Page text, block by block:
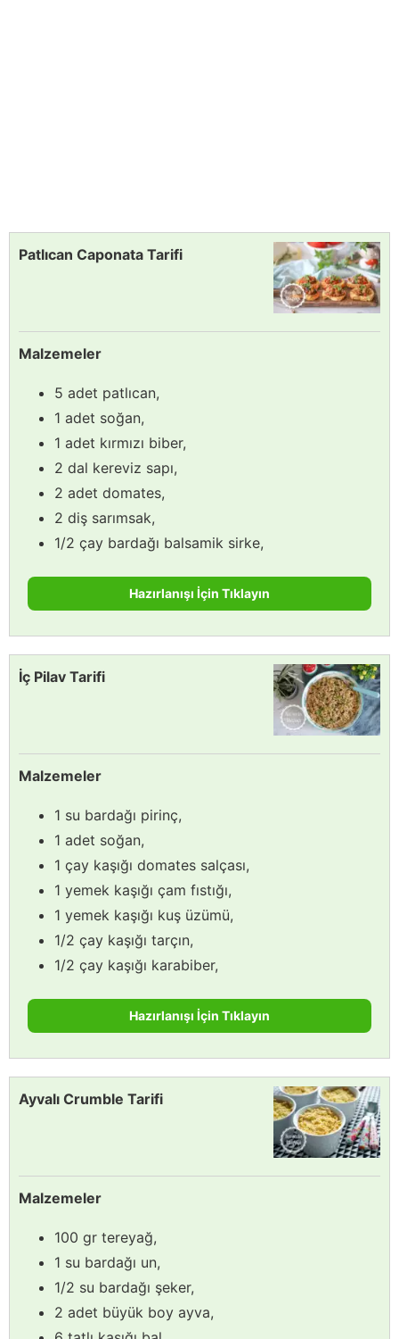
Patlıcan Caponata Tarifi
Malzemeler
5 adet patlıcan,
1 adet soğan,
1 adet kırmızı biber,
2 dal kereviz sapı,
2 adet domates,
2 diş sarımsak,
1/2 çay bardağı balsamik sirke,
Hazırlanışı İçin Tıklayın
İç Pilav Tarifi
Malzemeler
1 su bardağı pirinç,
1 adet soğan,
1 çay kaşığı domates salçası,
1 yemek kaşığı çam fıstığı,
1 yemek kaşığı kuş üzümü,
1/2 çay kaşığı tarçın,
1/2 çay kaşığı karabiber,
Hazırlanışı İçin Tıklayın
Ayvalı Crumble Tarifi
Malzemeler
100 gr tereyağ,
1 su bardağı un,
1/2 su bardağı şeker,
2 adet büyük boy ayva,